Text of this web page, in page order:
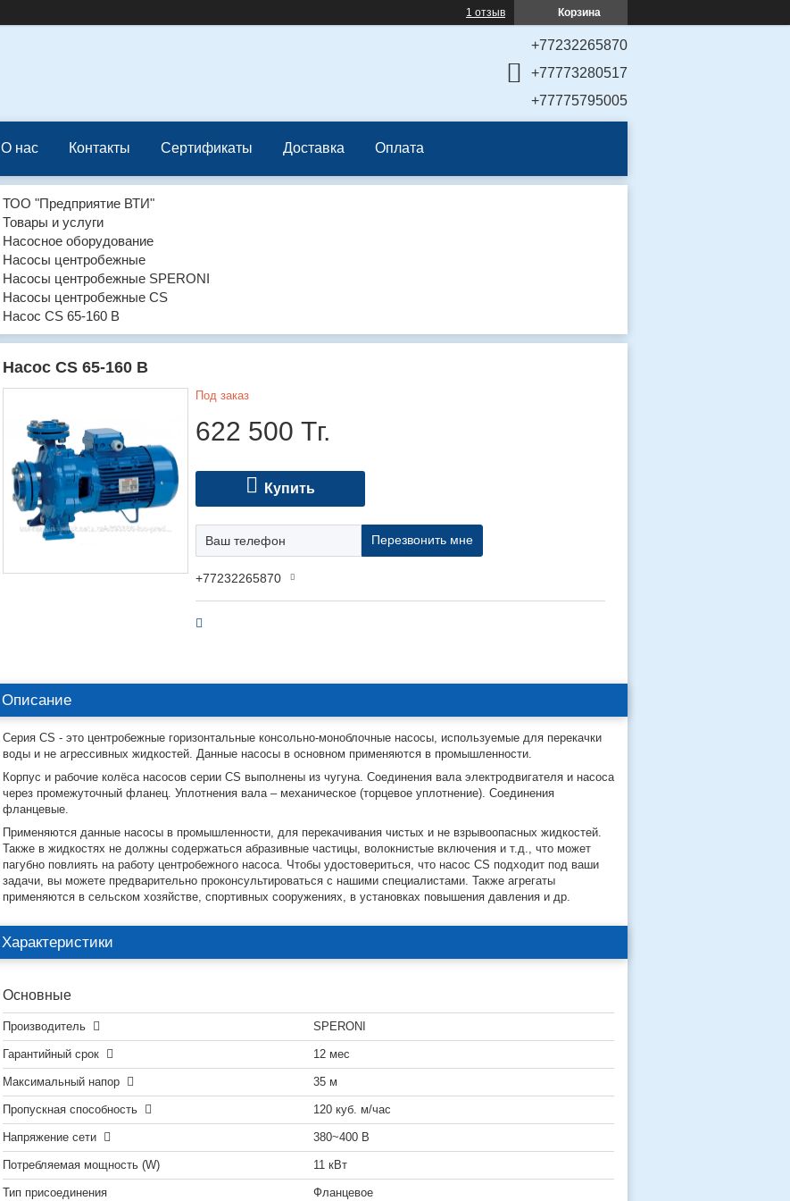
Корзина
1 отзыв
+77232265870
+77773280517
+77775795005
О нас Контакты Сертификаты Доставка Оплата
ТОО "Предприятие ВТИ"
Товары и услуги
Насосное оборудование
Насосы центробежные
Насосы центробежные SPERONI
Насосы центробежные CS
Насос CS 65-160 В
Насос CS 65-160 В
Под заказ
622 500 Тг.
Купить
Перезвонить мне
+77232265870
Описание
Серия CS - это центробежные горизонтальные консольно-моноблочные насосы, используемые для перекачки
воды и не агрессивных жидкостей. Данные насосы в основном применяются в промышленности.
Корпус и рабочие колёса насосов серии CS выполнены из чугуна. Соединения вала электродвигателя и насоса
через промежуточный фланец. Уплотнения вала – механическое (торцевое уплотнение). Соединения
фланцевые.
Применяются данные насосы в промышленности, для перекачивания чистых и не взрывоопасных жидкостей.
Также в жидкостях не должны содержаться абразивные частицы, волокнистые включения и т.д., что может
пагубно повлиять на работу центробежного насоса. Чтобы удостовериться, что насос CS подходит под ваши
задачи, вы можете предварительно проконсультироваться с нашими специалистами. Также агрегаты
применяются в сельском хозяйстве, спортивных сооружениях, в установках повышения давления и др.
Характеристики
Основные
Производитель SPERONI
Гарантийный срок 12 мес
Максимальный напор 35 м
Пропускная способность 120 куб. м/час
Напряжение сети 380~400 В
Потребляемая мощность (W) 11 кВт
Тип присоединения Фланцевое